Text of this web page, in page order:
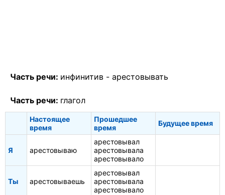
Часть речи: инфинитив - арестовывать
Часть речи: глагол
Настоящее
время
Прошедшее
время
Будущее время
Я арестовываю
арестовывал
арестовывала
арестовывало
Ты арестовываешь
арестовывал
арестовывала
арестовывало